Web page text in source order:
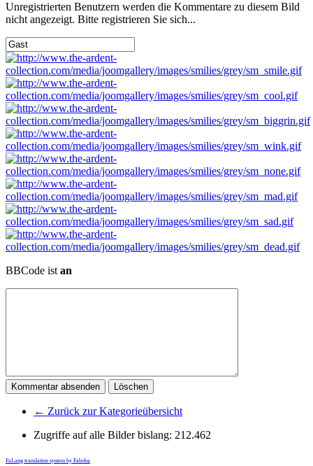
Unregistrierten Benutzern werden die Kommentare zu diesem Bild
nicht angezeigt. Bitte registrieren Sie sich...
BBCode istan
← Zurück zur Kategorieübersicht
Zugriffe auf alle Bilder bislang: 212.462
FaLang translation system by Faboba